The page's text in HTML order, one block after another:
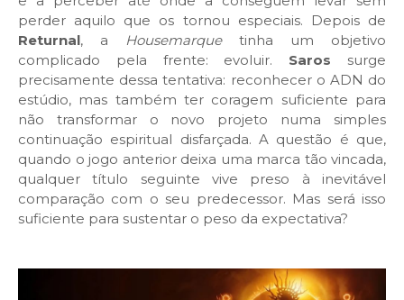
perder aquilo que os tornou especiais. Depois de
Returnal, a Housemarque tinha um objetivo
complicado pela frente: evoluir. Saros surge
precisamente dessa tentativa: reconhecer o ADN do
estúdio, mas também ter coragem suficiente para
não transformar o novo projeto numa simples
continuação espiritual disfarçada. A questão é que,
quando o jogo anterior deixa uma marca tão vincada,
qualquer título seguinte vive preso à inevitável
comparação com o seu predecessor. Mas será isso
suficiente para sustentar o peso da expectativa?